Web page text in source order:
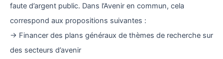
faute d’argent public. Dans l’Avenir en commun, cela
correspond aux propositions suivantes :
→ Financer des plans généraux de thèmes de recherche sur
des secteurs d’avenir